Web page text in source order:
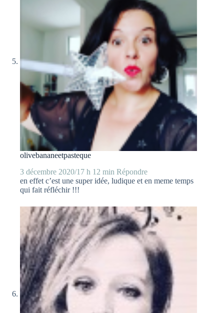
olivebananeetpasteque
3 décembre 2020/17 h 12 min Répondre
en effet c’est une super idée, ludique et en meme temps
qui fait réfléchir !!!